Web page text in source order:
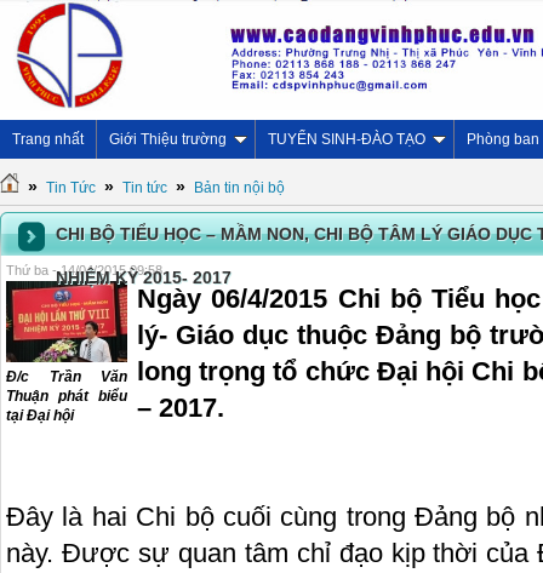
Trang nhất Giới Thiệu trường TUYỂN SINH-ĐÀO TẠO Phòng ban
» Tin Tức » Tin tức » Bản tin nội bộ
CHI BỘ TIỂU HỌC – MẦM NON, CHI BỘ TÂM LÝ GIÁO
NHIỆM KỲ 2015- 2017
Thứ ba - 14/04/2015 09:58
Đ/c Trần Văn
Thuận phát biểu
tại Đại hội
Ngày 06/4/2015 Chi bộ Tiểu
lý- Giáo dục thuộc Đảng bộ
long trọng tổ chức Đại hội Chi
– 2017.
Đây là hai Chi bộ cuối cùng trong Đảng bộ
này. Được sự quan tâm chỉ đạo kịp thời